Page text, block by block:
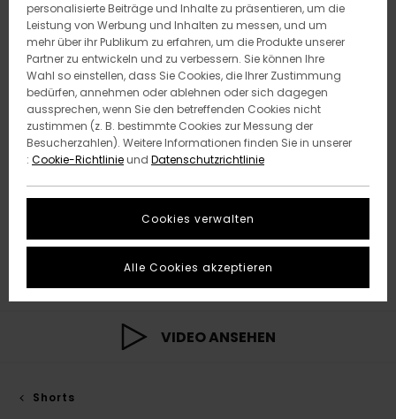
VIDEO ANSEHEN
Shorts
personalisierte Beiträge und Inhalte zu präsentieren, um die
Leistung von Werbung und Inhalten zu messen, und um
mehr über ihr Publikum zu erfahren, um die Produkte unserer
Partner zu entwickeln und zu verbessern. Sie können Ihre
Wahl so einstellen, dass Sie Cookies, die Ihrer Zustimmung
bedürfen, annehmen oder ablehnen oder sich dagegen
aussprechen, wenn Sie den betreffenden Cookies nicht
zustimmen (z. B. bestimmte Cookies zur Messung der
Besucherzahlen). Weitere Informationen finden Sie in unserer
: Cookie-Richtlinieund Datenschutzrichtlinie
Cookies verwalten
Alle Cookies akzeptieren